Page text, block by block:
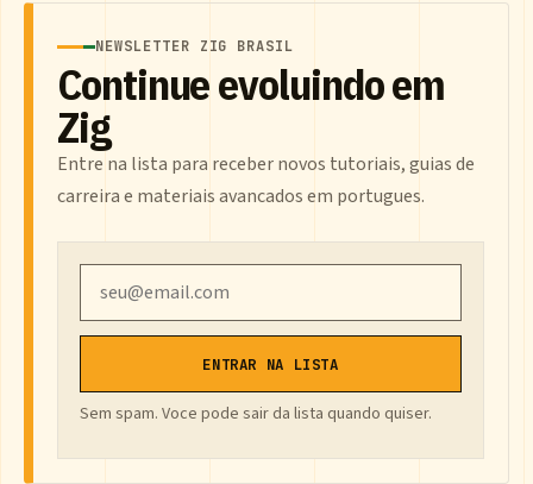
NEWSLETTER ZIG BRASIL
Continue evoluindo em
Zig
Entre na lista para receber novos tutoriais, guias de
carreira e materiais avancados em portugues.
ENTRAR NA LISTA
Sem spam. Voce pode sair da lista quando quiser.